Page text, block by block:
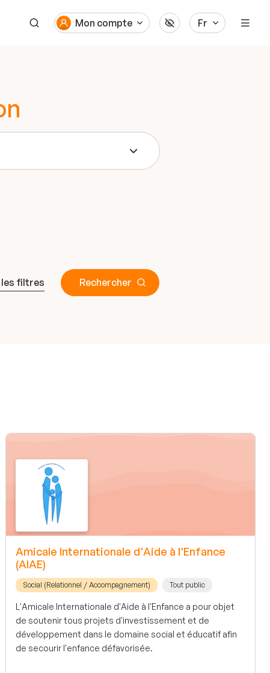
Mon compte Fr
les filtres Rechercher
Amicale Internationale d'Aide à l'Enfance
(AIAE)
Social (Relationnel / Accompagnement) Tout public
L'Amicale Internationale d'Aide à l'Enfance a pour objet
de soutenir tous projets d'investissement et de
développement dans le domaine social et éducatif afin
de secourir l'enfance défavorisée.